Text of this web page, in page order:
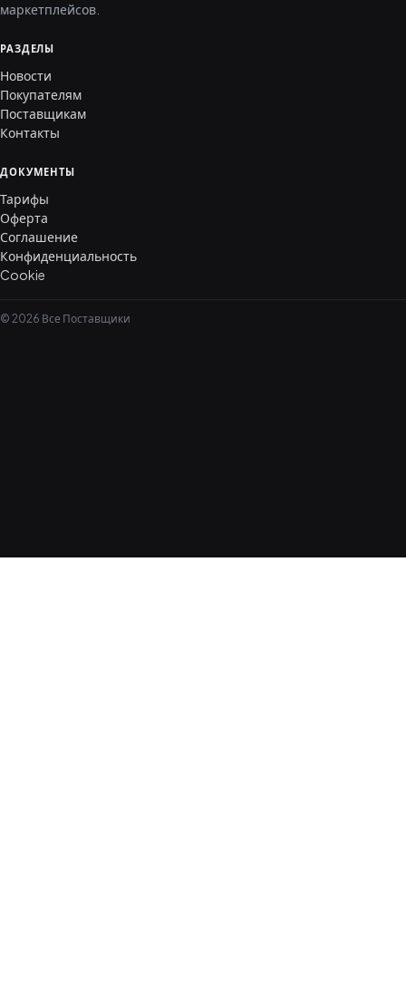
маркетплейсов.
РАЗДЕЛЫ
Новости
Покупателям
Поставщикам
Контакты
ДОКУМЕНТЫ
Тарифы
Оферта
Соглашение
Конфиденциальность
Cookie
© 2026 Все Поставщики